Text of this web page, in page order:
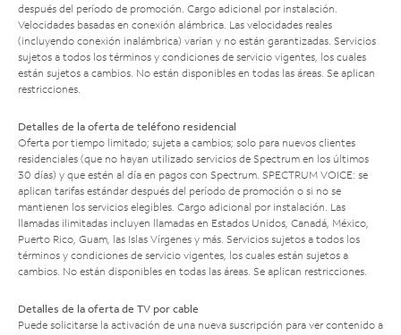
después del período de promoción. Cargo adicional por instalación.
Velocidades basadas en conexión alámbrica. Las velocidades reales
(incluyendo conexión inalámbrica) varían y no están garantizadas. Servicios
sujetos a todos los términos y condiciones de servicio vigentes, los cuales
están sujetos a cambios. No están disponibles en todas las áreas. Se aplican
restricciones.
Detalles de la oferta de teléfono residencial
Oferta por tiempo limitado; sujeta a cambios; solo para nuevos clientes
residenciales (que no hayan utilizado servicios de Spectrum en los últimos
30 días) y que estén al día en pagos con Spectrum. SPECTRUM VOICE: se
aplican tarifas estándar después del período de promoción o si no se
mantienen los servicios elegibles. Cargo adicional por instalación. Las
llamadas ilimitadas incluyen llamadas en Estados Unidos, Canadá, México,
Puerto Rico, Guam, las Islas Vírgenes y más. Servicios sujetos a todos los
términos y condiciones de servicio vigentes, los cuales están sujetos a
cambios. No están disponibles en todas las áreas. Se aplican restricciones.
Detalles de la oferta de TV por cable
Puede solicitarse la activación de una nueva suscripción para ver contenido a